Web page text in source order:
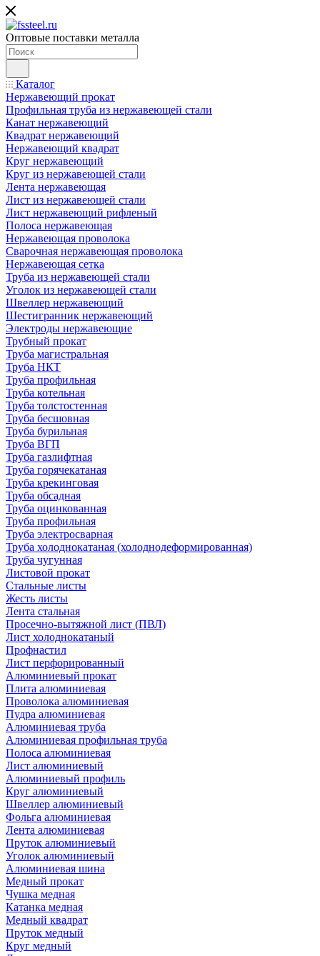
Оптовые поставки металла
Каталог
Нержавеющий прокат
Профильная труба из нержавеющей стали
Канат нержавеющий
Квадрат нержавеющий
Нержавеющий квадрат
Круг нержавеющий
Круг из нержавеющей стали
Лента нержавеющая
Лист из нержавеющей стали
Лист нержавеющий рифленый
Полоса нержавеющая
Нержавеющая проволока
Сварочная нержавеющая проволока
Нержавеющая сетка
Труба из нержавеющей стали
Уголок из нержавеющей стали
Швеллер нержавеющий
Шестигранник нержавеющий
Электроды нержавеющие
Трубный прокат
Труба магистральная
Труба НКТ
Труба профильная
Труба котельная
Труба толстостенная
Труба бесшовная
Труба бурильная
Труба ВГП
Труба газлифтная
Труба горячекатаная
Труба крекинговая
Труба обсадная
Труба оцинкованная
Труба профильная
Труба электросварная
Труба холоднокатаная (холоднодеформированная)
Труба чугунная
Листовой прокат
Стальные листы
Жесть листы
Лента стальная
Просечно-вытяжной лист (ПВЛ)
Лист холоднокатаный
Профнастил
Лист перфорированный
Алюминиевый прокат
Плита алюминиевая
Проволока алюминиевая
Пудра алюминиевая
Алюминиевая труба
Алюминиевая профильная труба
Полоса алюминиевая
Лист алюминиевый
Алюминиевый профиль
Круг алюминиевый
Швеллер алюминиевый
Фольга алюминиевая
Лента алюминиевая
Пруток алюминиевый
Уголок алюминиевый
Алюминиевая шина
Медный прокат
Чушка медная
Катанка медная
Медный квадрат
Пруток медный
Круг медный